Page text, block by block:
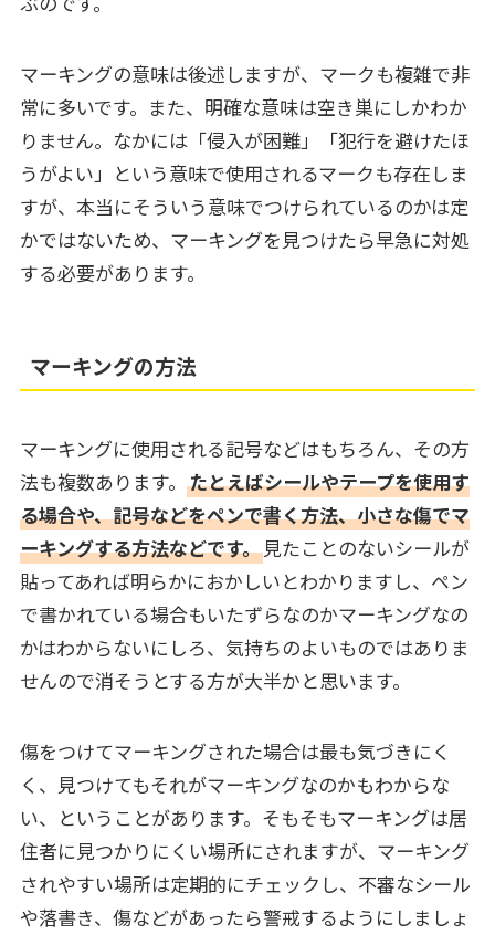
マーキングの意味は後述しますが、マークも複雑で非
常に多いです。また、明確な意味は空き巣にしかわか
りません。なかには「侵入が困難」「犯行を避けたほ
うがよい」という意味で使用されるマークも存在しま
すが、本当にそういう意味でつけられているのかは定
かではないため、マーキングを見つけたら早急に対処
する必要があります。
マーキングの方法
マーキングに使用される記号などはもちろん、その方
法も複数あります。 たとえばシールやテープを使用す
る場合や、記号などをペンで書く方法、小さな傷でマ
ーキングする方法などです。見たことのないシールが
貼ってあれば明らかにおかしいとわかりますし、ペン
で書かれている場合もいたずらなのかマーキングなの
かはわからないにしろ、気持ちのよいものではありま
せんので消そうとする方が大半かと思います。
傷をつけてマーキングされた場合は最も気づきにく
く、見つけてもそれがマーキングなのかもわからな
い、ということがあります。そもそもマーキングは居
住者に見つかりにくい場所にされますが、マーキング
されやすい場所は定期的にチェックし、不審なシール
や落書き、傷などがあったら警戒するようにしましょ